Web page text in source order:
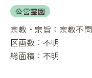
公営霊園
宗教・宗旨： 宗教不問
区画数： 不明
総面積： 不明